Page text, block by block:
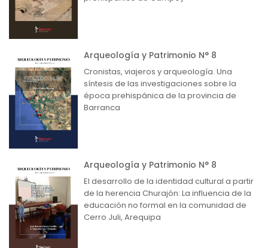
Arqueología y Patrimonio N° 8
Cronistas, viajeros y arqueología. Una
síntesis de las investigaciones sobre la
época prehispánica de la provincia de
Barranca
Arqueología y Patrimonio N° 8
El desarrollo de la identidad cultural a partir
de la herencia Churajón: La influencia de la
educación no formal en la comunidad de
Cerro Juli, Arequipa